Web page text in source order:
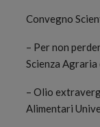
Convegno
– Per non
Scienza
– Olio
Alimentari